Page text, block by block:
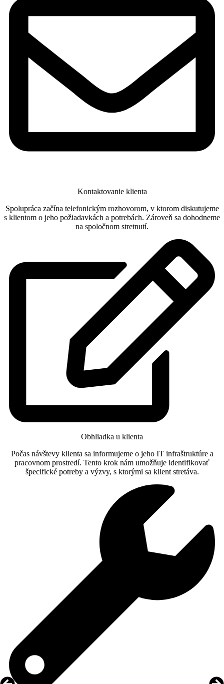
Kontaktovanie klienta
Spolupráca začína telefonickým rozhovorom, v ktorom diskutujeme
s klientom o jeho požiadavkách a potrebách. Zároveň sa dohodneme
na spoločnom stretnutí.
Obhliadka u klienta
Počas návštevy klienta sa informujeme o jeho IT infraštruktúre a
pracovnom prostredí. Tento krok nám umožňuje identifikovať
špecifické potreby a výzvy, s ktorými sa klient stretáva.